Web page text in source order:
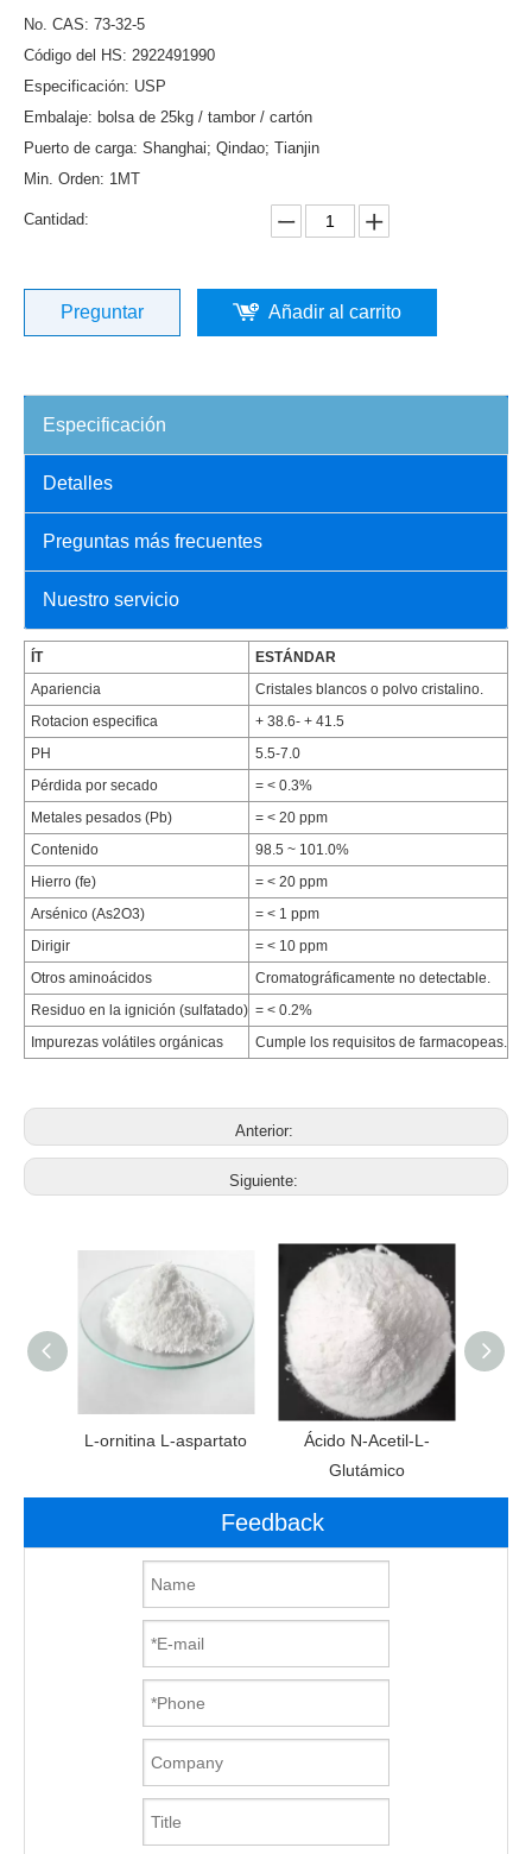
No. CAS: 73-32-5
Código del HS: 2922491990
Especificación: USP
Embalaje: bolsa de 25kg / tambor / cartón
Puerto de carga: Shanghai; Qindao; Tianjin
Min. Orden: 1MT
Cantidad:
Preguntar Añadir al carrito
Especificación
Detalles
Preguntas más frecuentes
Nuestro servicio
ÍT
ESTÁNDAR
Apariencia
Cristales blancos o polvo cristalino.
Rotacion especifica
+ 38.6- + 41.5
PH
5.5-7.0
Pérdida por secado
= < 0.3%
Metales pesados ​​(Pb)
= < 20 ppm
Contenido
98.5 ~ 101.0%
Hierro (fe)
= < 20 ppm
Arsénico (As2O3)
= < 1 ppm
Dirigir
= < 10 ppm
Otros aminoácidos
Cromatográficamente no detectable.
Residuo en la ignición (sulfatado) = < 0.2%
Impurezas volátiles orgánicas
Cumple los requisitos de farmacopeas.
Anterior:
Siguiente:
L-ornitina L-aspartato
Ácido N-Acetil-L-
Glutámico
Feedback